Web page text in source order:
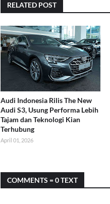
RELATED POST
Audi Indonesia Rilis The New
Audi S3, Usung Performa Lebih
Tajam dan Teknologi Kian
Terhubung
April 01, 2026
COMMENTS = 0 TEXT